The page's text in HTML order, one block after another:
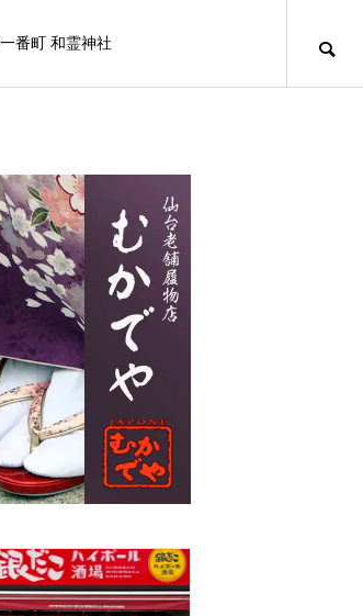
番町 和霊神社
ク生命 社会貢献
フォリア
台一番町店
町に神社があるの？和霊神社・遷座
】一番町の“はじま
した ― 和霊神社 遷座
ける、小さなときめき